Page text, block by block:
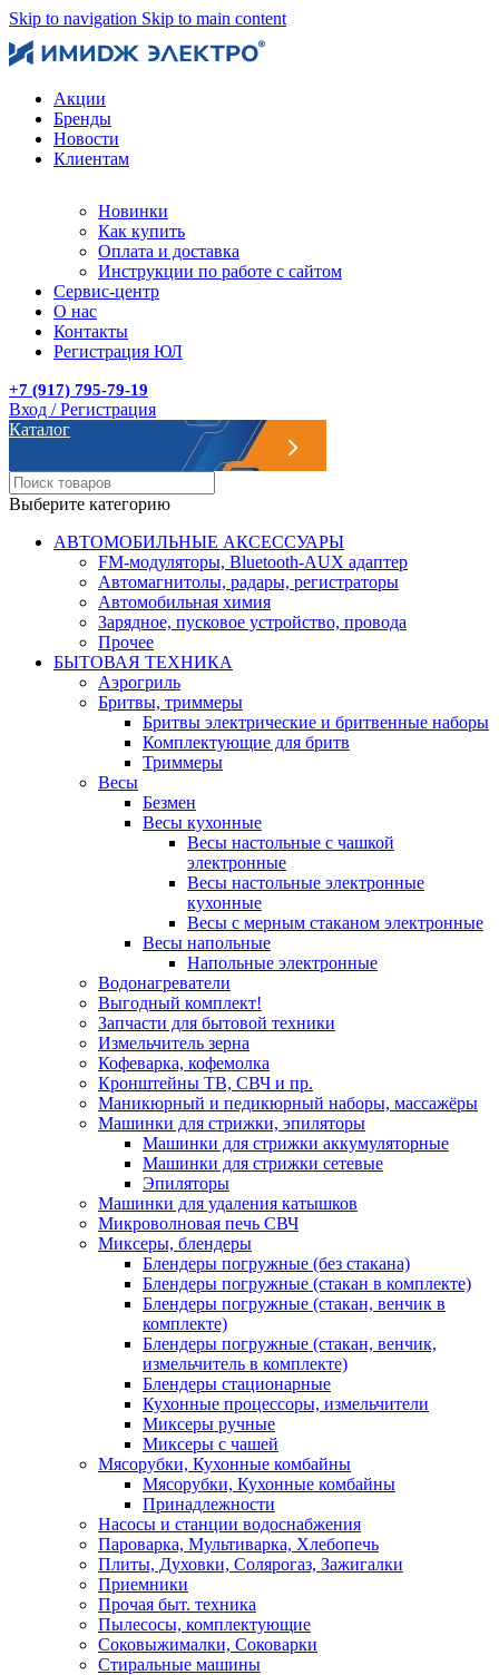
Skip to navigation Skip to main content
Акции
Бренды
Новости
Клиентам
Новинки
Как купить
Оплата и доставка
Инструкции по работе с сайтом
Сервис-центр
О нас
Контакты
Регистрация ЮЛ
+7 (917) 795-79-19
Вход / Регистрация
Каталог
Выберите категорию
АВТОМОБИЛЬНЫЕ АКСЕССУАРЫ
FM-модуляторы, Bluetooth-AUX адаптер
Автомагнитолы, радары, регистраторы
Автомобильная химия
Зарядное, пусковое устройство, провода
Прочее
БЫТОВАЯ ТЕХНИКА
Аэрогриль
Бритвы, триммеры
Бритвы электрические и бритвенные наборы
Комплектующие для бритв
Триммеры
Весы
Безмен
Весы кухонные
Весы настольные с чашкой
электронные
Весы настольные электронные
кухонные
Весы с мерным стаканом электронные
Весы напольные
Напольные электронные
Водонагреватели
Выгодный комплект!
Запчасти для бытовой техники
Измельчитель зерна
Кофеварка, кофемолка
Кронштейны ТВ, СВЧ и пр.
Маникюрный и педикюрный наборы, массажёры
Машинки для стрижки, эпиляторы
Машинки для стрижки аккумуляторные
Машинки для стрижки сетевые
Эпиляторы
Машинки для удаления катышков
Микроволновая печь СВЧ
Миксеры, блендеры
Блендеры погружные (без стакана)
Блендеры погружные (стакан в комплекте)
Блендеры погружные (стакан, венчик в
комплекте)
Блендеры погружные (стакан, венчик,
измельчитель в комплекте)
Блендеры стационарные
Кухонные процессоры, измельчители
Миксеры ручные
Миксеры с чашей
Мясорубки, Кухонные комбайны
Мясорубки, Кухонные комбайны
Принадлежности
Насосы и станции водоснабжения
Пароварка, Мультиварка, Хлебопечь
Плиты, Духовки, Солярогаз, Зажигалки
Приемники
Прочая быт. техника
Пылесосы, комплектующие
Соковыжималки, Соковарки
Стиральные машины